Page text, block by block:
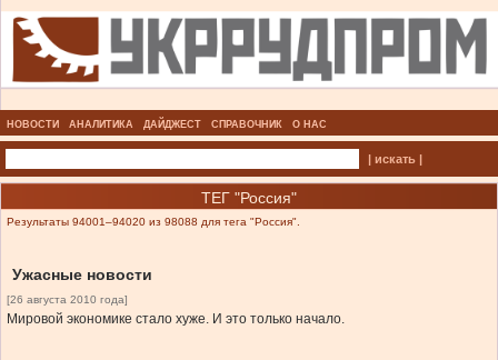
НОВОСТИ АНАЛИТИКА ДАЙДЖЕСТ СПРАВОЧНИК О НАС
| искать |
ТЕГ "Россия"
Результаты 94001–94020 из 98088 для тега "Россия".
Ужасные новости
[26 августа 2010 года]
Мировой экономике стало хуже. И это только начало.